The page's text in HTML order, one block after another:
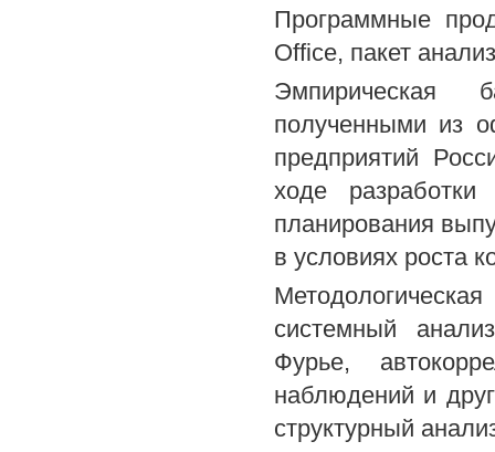
Программные
Office, пакет
Эмпирическая
полученными из
предприятий
ходе разработки
планирования
в условиях роста
системный
Фурье,
наблюдений и
структурный